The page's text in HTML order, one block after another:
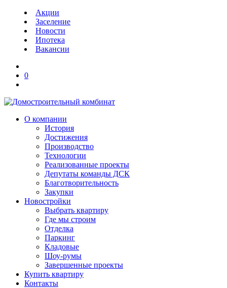
Акции
Заселение
Новости
Ипотека
Вакансии
0
О компании
История
Достижения
Производство
Технологии
Реализованные проекты
Депутаты команды ДСК
Благотворительность
Закупки
Новостройки
Выбрать квартиру
Где мы строим
Отделка
Паркинг
Кладовые
Шоу-румы
Завершенные проекты
Купить квартиру
Контакты